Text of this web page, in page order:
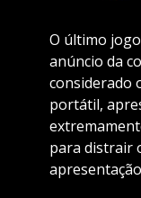
O último
anúncio da
considerado
portátil,
para distrair